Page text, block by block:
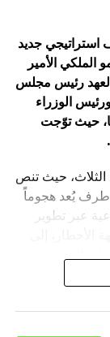
استراتيجي جديد
الأمير
رئيس مجلس
الوزراء
حيث توّجت
الثلاث، حيث تنص
يُعد هجوماً
عبر تطوير